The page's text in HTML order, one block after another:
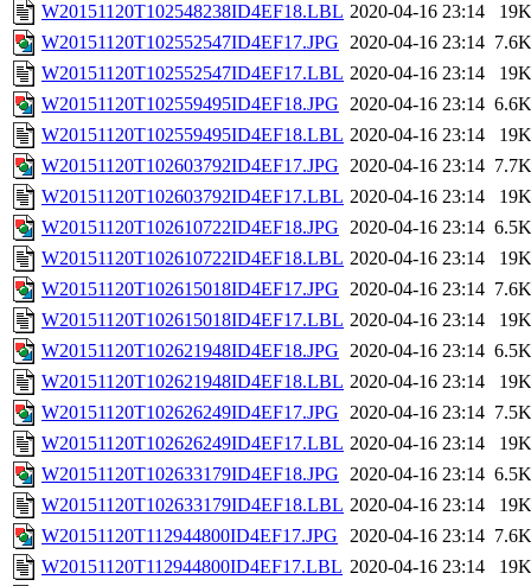
W20151120T102548238ID4EF18.LBL 2020-04-16 23:14
19K
W20151120T102552547ID4EF17.JPG 2020-04-16 23:14 7.6K
W20151120T102552547ID4EF17.LBL 2020-04-16 23:14
19K
W20151120T102559495ID4EF18.JPG 2020-04-16 23:14 6.6K
W20151120T102559495ID4EF18.LBL 2020-04-16 23:14
19K
W20151120T102603792ID4EF17.JPG 2020-04-16 23:14 7.7K
W20151120T102603792ID4EF17.LBL 2020-04-16 23:14
19K
W20151120T102610722ID4EF18.JPG 2020-04-16 23:14 6.5K
W20151120T102610722ID4EF18.LBL 2020-04-16 23:14
19K
W20151120T102615018ID4EF17.JPG 2020-04-16 23:14 7.6K
W20151120T102615018ID4EF17.LBL 2020-04-16 23:14
19K
W20151120T102621948ID4EF18.JPG 2020-04-16 23:14 6.5K
W20151120T102621948ID4EF18.LBL 2020-04-16 23:14
19K
W20151120T102626249ID4EF17.JPG 2020-04-16 23:14 7.5K
W20151120T102626249ID4EF17.LBL 2020-04-16 23:14
19K
W20151120T102633179ID4EF18.JPG 2020-04-16 23:14 6.5K
W20151120T102633179ID4EF18.LBL 2020-04-16 23:14
19K
W20151120T112944800ID4EF17.JPG
2020-04-16 23:14 7.6K
W20151120T112944800ID4EF17.LBL 2020-04-16 23:14
19K